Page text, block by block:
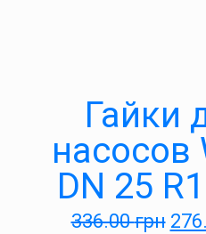
Гайки
насосов
DN 25
336.00грн